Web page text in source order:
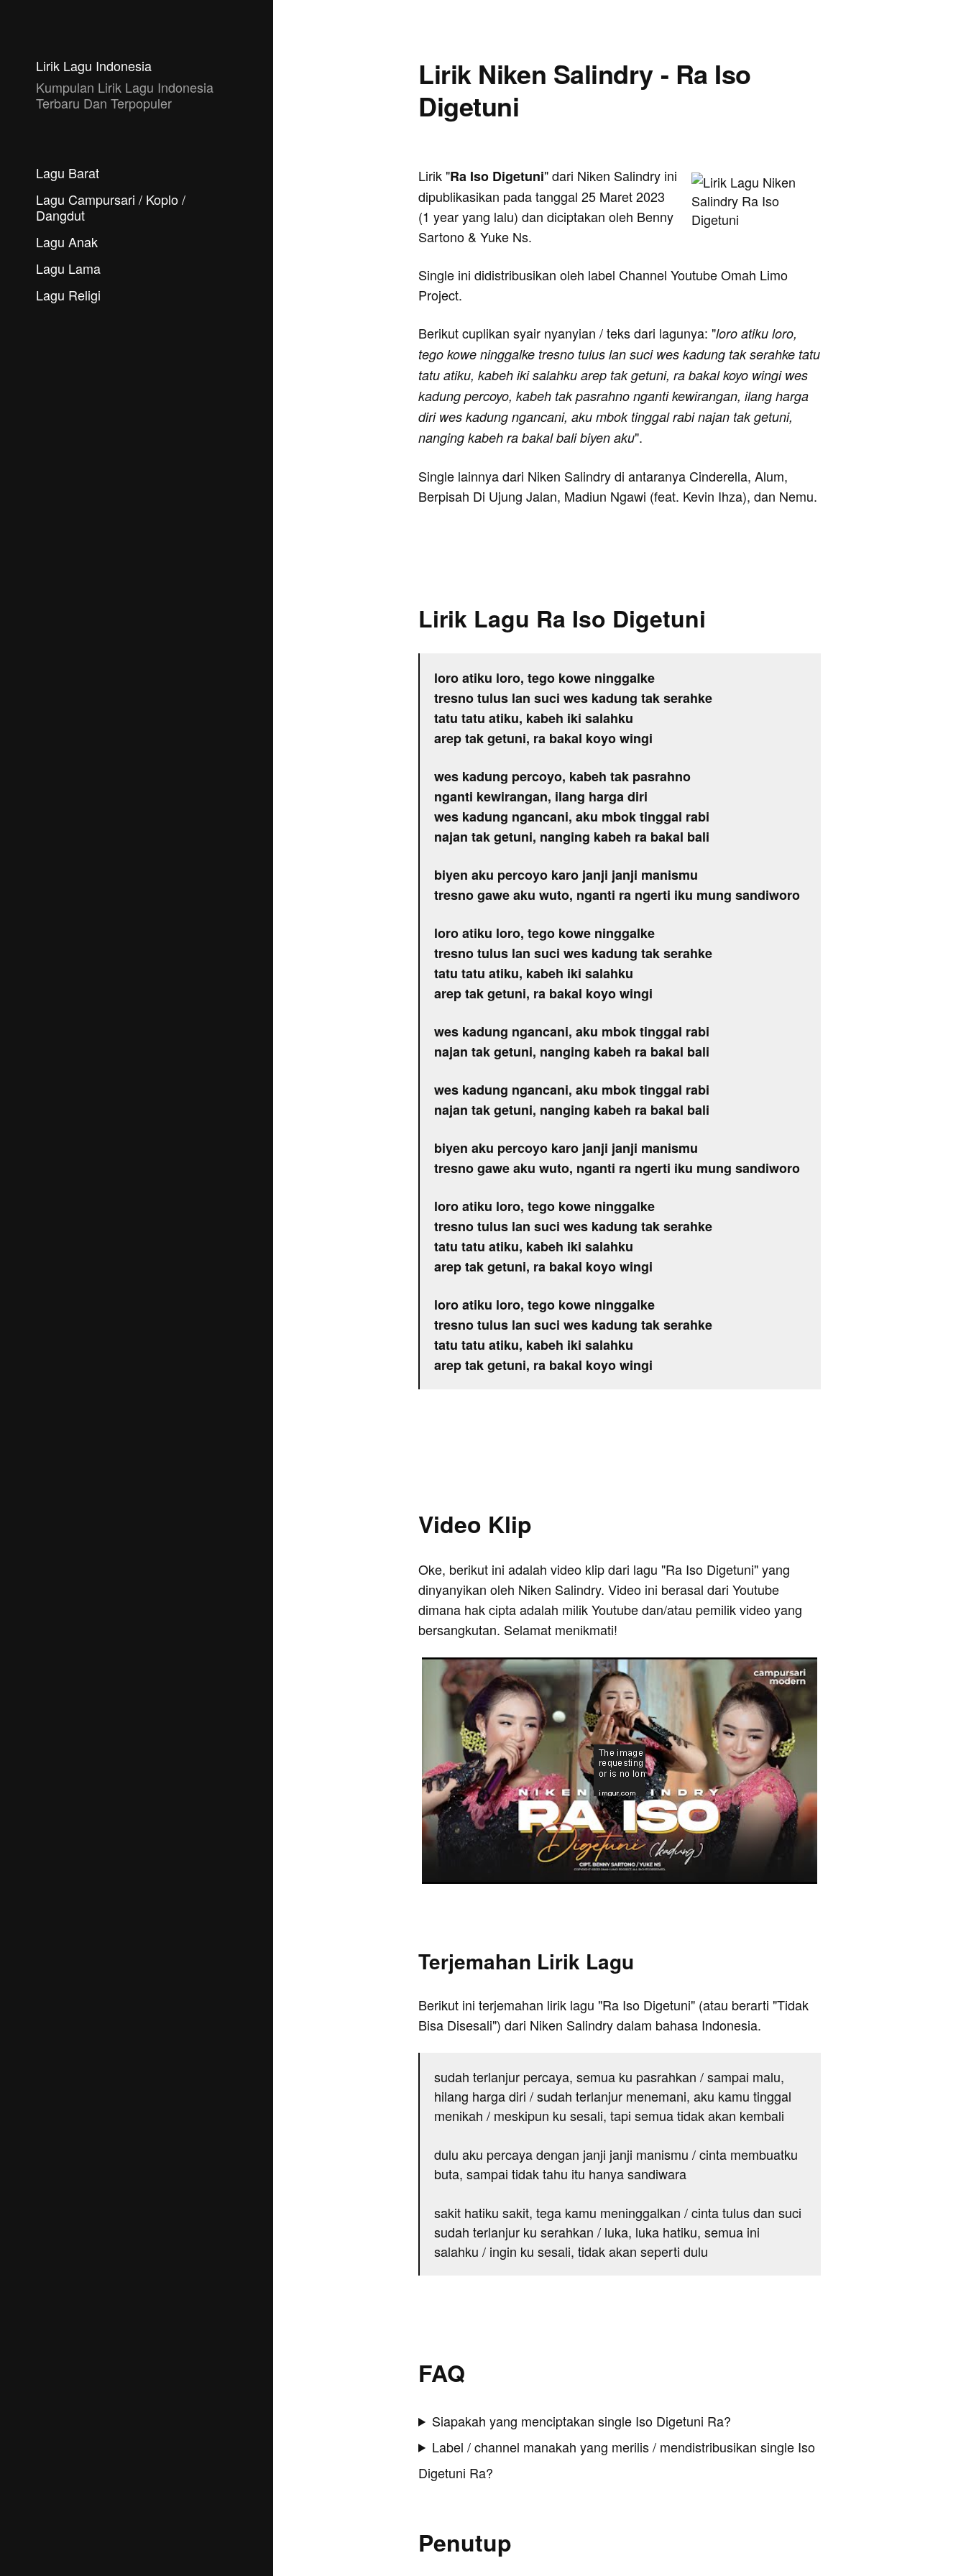
Lirik Lagu Indonesia
Kumpulan Lirik Lagu Indonesia
Terbaru Dan Terpopuler
Lagu Barat
Lagu Campursari / Koplo /
Dangdut
Lagu Anak
Lagu Lama
Lagu Religi
Lirik Niken Salindry - Ra Iso
Digetuni
Lirik "Ra Iso Digetuni" dari Niken Salindry ini
dipublikasikan pada tanggal 25 Maret 2023
(1 year yang lalu) dan diciptakan oleh Benny
Sartono & Yuke Ns.
Single ini didistribusikan oleh label Channel Youtube Omah Limo
Project.
Berikut cuplikan syair nyanyian / teks dari lagunya: "loro atiku loro,
tego kowe ninggalke tresno tulus lan suci wes kadung tak serahke tatu
tatu atiku, kabeh iki salahku arep tak getuni, ra bakal koyo wingi wes
kadung percoyo, kabeh tak pasrahno nganti kewirangan, ilang harga
diri wes kadung ngancani, aku mbok tinggal rabi najan tak getuni,
nanging kabeh ra bakal bali biyen aku".
Single lainnya dari Niken Salindry di antaranya Cinderella, Alum,
Berpisah Di Ujung Jalan, Madiun Ngawi (feat. Kevin Ihza), dan Nemu.
Lirik Lagu Ra Iso Digetuni
loro atiku loro, tego kowe ninggalke
tresno tulus lan suci wes kadung tak serahke
tatu tatu atiku, kabeh iki salahku
arep tak getuni, ra bakal koyo wingi
wes kadung percoyo, kabeh tak pasrahno
nganti kewirangan, ilang harga diri
wes kadung ngancani, aku mbok tinggal rabi
najan tak getuni, nanging kabeh ra bakal bali
biyen aku percoyo karo janji janji manismu
tresno gawe aku wuto, nganti ra ngerti iku mung sandiworo
loro atiku loro, tego kowe ninggalke
tresno tulus lan suci wes kadung tak serahke
tatu tatu atiku, kabeh iki salahku
arep tak getuni, ra bakal koyo wingi
wes kadung ngancani, aku mbok tinggal rabi
najan tak getuni, nanging kabeh ra bakal bali
wes kadung ngancani, aku mbok tinggal rabi
najan tak getuni, nanging kabeh ra bakal bali
biyen aku percoyo karo janji janji manismu
tresno gawe aku wuto, nganti ra ngerti iku mung sandiworo
loro atiku loro, tego kowe ninggalke
tresno tulus lan suci wes kadung tak serahke
tatu tatu atiku, kabeh iki salahku
arep tak getuni, ra bakal koyo wingi
loro atiku loro, tego kowe ninggalke
tresno tulus lan suci wes kadung tak serahke
tatu tatu atiku, kabeh iki salahku
arep tak getuni, ra bakal koyo wingi
Video Klip
Oke, berikut ini adalah video klip dari lagu "Ra Iso Digetuni" yang
dinyanyikan oleh Niken Salindry. Video ini berasal dari Youtube
dimana hak cipta adalah milik Youtube dan/atau pemilik video yang
bersangkutan. Selamat menikmati!
Terjemahan Lirik Lagu
Berikut ini terjemahan lirik lagu "Ra Iso Digetuni" (atau berarti "Tidak
Bisa Disesali") dari Niken Salindry dalam bahasa Indonesia.
sudah terlanjur percaya, semua ku pasrahkan / sampai malu,
hilang harga diri / sudah terlanjur menemani, aku kamu tinggal
menikah / meskipun ku sesali, tapi semua tidak akan kembali
dulu aku percaya dengan janji janji manismu / cinta membuatku
buta, sampai tidak tahu itu hanya sandiwara
sakit hatiku sakit, tega kamu meninggalkan / cinta tulus dan suci
sudah terlanjur ku serahkan / luka, luka hatiku, semua ini
salahku / ingin ku sesali, tidak akan seperti dulu
FAQ
Siapakah yang menciptakan single Iso Digetuni Ra?
Label / channel manakah yang merilis / mendistribusikan single Iso
Digetuni Ra?
Penutup